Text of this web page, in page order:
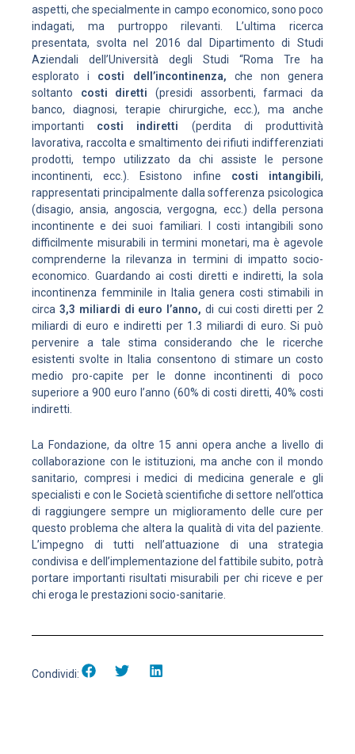
aspetti, che specialmente in campo economico, sono poco
indagati, ma purtroppo rilevanti. L’ultima ricerca
presentata, svolta nel 2016 dal Dipartimento di Studi
Aziendali dell’Università degli Studi “Roma Tre ha
esplorato i costi dell’incontinenza, che non genera
soltanto costi diretti (presidi assorbenti, farmaci da
banco, diagnosi, terapie chirurgiche, ecc.), ma anche
importanti costi indiretti (perdita di produttività
lavorativa, raccolta e smaltimento dei rifiuti indifferenziati
prodotti, tempo utilizzato da chi assiste le persone
incontinenti, ecc.). Esistono infine costi intangibili,
rappresentati principalmente dalla sofferenza psicologica
(disagio, ansia, angoscia, vergogna, ecc.) della persona
incontinente e dei suoi familiari. I costi intangibili sono
difficilmente misurabili in termini monetari, ma è agevole
comprenderne la rilevanza in termini di impatto socio-
economico. Guardando ai costi diretti e indiretti, la sola
incontinenza femminile in Italia genera costi stimabili in
circa3,3 miliardi di euro l’anno, di cui costi diretti per 2
miliardi di euro e indiretti per 1.3 miliardi di euro. Si può
pervenire a tale stima considerando che le ricerche
esistenti svolte in Italia consentono di stimare un costo
medio pro-capite per le donne incontinenti di poco
superiore a 900 euro l’anno (60% di costi diretti, 40% costi
indiretti.
La Fondazione, da oltre 15 anni opera anche a livello di
collaborazione con le istituzioni, ma anche con il mondo
sanitario, compresi i medici di medicina generale e gli
specialisti e con le Società scientifiche di settore nell’ottica
di raggiungere sempre un miglioramento delle cure per
questo problema che altera la qualità di vita del paziente.
L’impegno di tutti nell’attuazione di una strategia
condivisa e dell’implementazione del fattibile subito, potrà
portare importanti risultati misurabili per chi riceve e per
chi eroga le prestazioni socio-sanitarie.
Condividi: